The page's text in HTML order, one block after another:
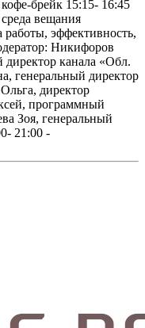
брейк 15:15- 16:45
вещания
работы, эффективность,
Никифоров
канала «Обл.
генеральный директор
директор
программный
Зоя, генеральный
21:00 -